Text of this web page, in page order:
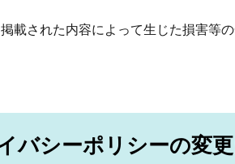
載された内容によって生じた損害等
バシーポリシーの変